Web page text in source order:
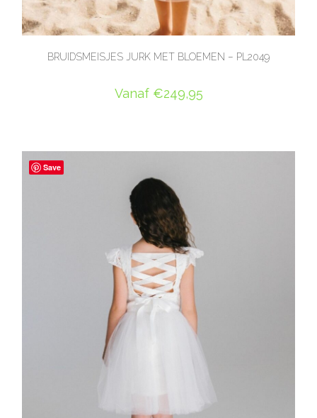
BRUIDSMEISJES JURK MET BLOEMEN – PL2049
Vanaf €249,95
Save